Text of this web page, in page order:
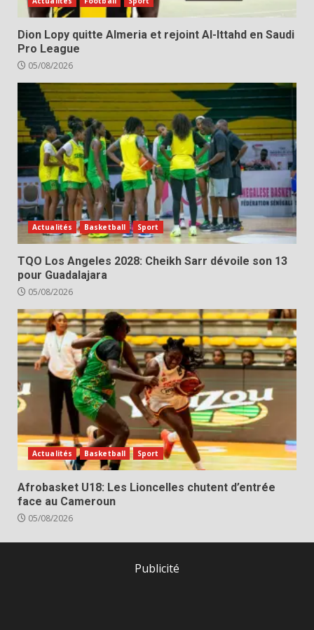
Dion Lopy quitte Almeria et rejoint Al-Ittahd en Saudi
Pro League
05/08/2026
Actualités Basketball Sport
TQO Los Angeles 2028: Cheikh Sarr dévoile son 13
pour Guadalajara
05/08/2026
Actualités Basketball Sport
Afrobasket U18: Les Lioncelles chutent d’entrée
face au Cameroun
05/08/2026
Publicité